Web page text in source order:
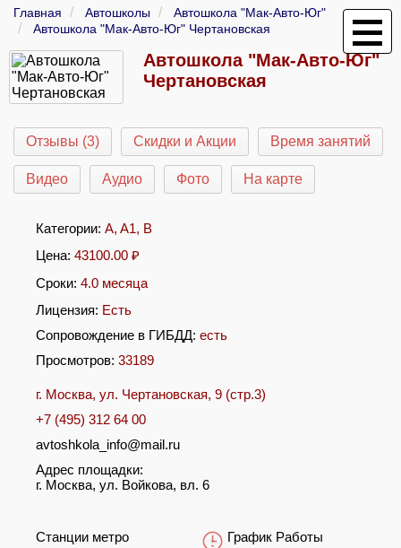
Главная Автошколы
Автошкола "Мак-Авто-Юг"
Автошкола "Мак-Авто-Юг" Чертановская
Автошкола "Мак-Авто-Юг"
Чертановская
Отзывы (3) Скидки и Акции Время занятий
Видео Аудио Фото На карте
Категории: A, A1, B
Цена: 43100.00 ₽
Сроки: 4.0 месяца
Лицензия: Есть
Сопровождение в ГИБДД: есть
Просмотров: 33189
г. Москва, ул. Чертановская, 9 (стр.3)
+7 (495) 312 64 00
avtoshkola_info@mail.ru
Адрес площадки:
г. Москва, ул. Войкова, вл. 6
Станции метро
График Работы